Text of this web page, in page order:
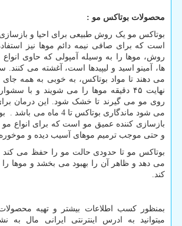
محصولات بوتاکس مو :
بوتاکس مو یک روش طبیعی برای احیا و
است که برای صافی نیمه دائم موها نیز
روش، موها را به وسیله آمپولی که حاوی انواع
ها، آمینو اسید و لیپیدها است، آغشته می
می دهند تا مواد بوتاکس، به خوبی به همه جای
نهایت ۴۵ دقیقه موها را می شویند و با
روی مو می گیرند تا خشک شود. این درمان برای
می شود ماندگاری بوتاکس تا
بازسازی کننده عمیق مو است که برای انواع
و حتی موجب ترمیم موهای آسیب دیده و
بوتاکس مو تا حدودی حالت مو را حفظ می
می دهد و ظاهر آن را بهبود می بخشد و موها
کند.
بمنظور کسب اطلاعات بیشتر و تهیه محصولات
میتوانید به ادرس اینترنتی ایرانی مال به